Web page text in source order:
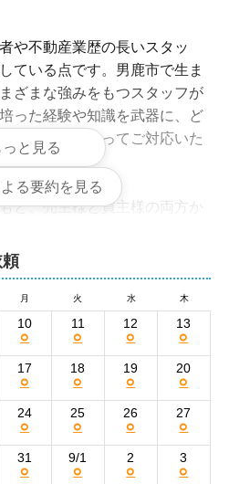
月 火 水 木
10
○
11
○
12
○
13
○
17
○
18
○
19
○
20
○
24
○
25
○
26
○
27
○
31
○
9/1
○
2
○
3
○
や不動産業歴の長いスタッ
ている点です。男鹿市で生ま
ざまな強みをもつスタッフが
った経験や知識を武器に、ど
ず、親身になってご対応いた
と、売主様と買主様の両方か
どのようなことでも弊社にご
方法と売却活動の強み
による売却活動を展開してい
ージと大手不動産ポータルサ
HOME'Sに掲載して買い手を
を利用することで、広範囲に
果が期待できます。
っと見る
る要約を見る